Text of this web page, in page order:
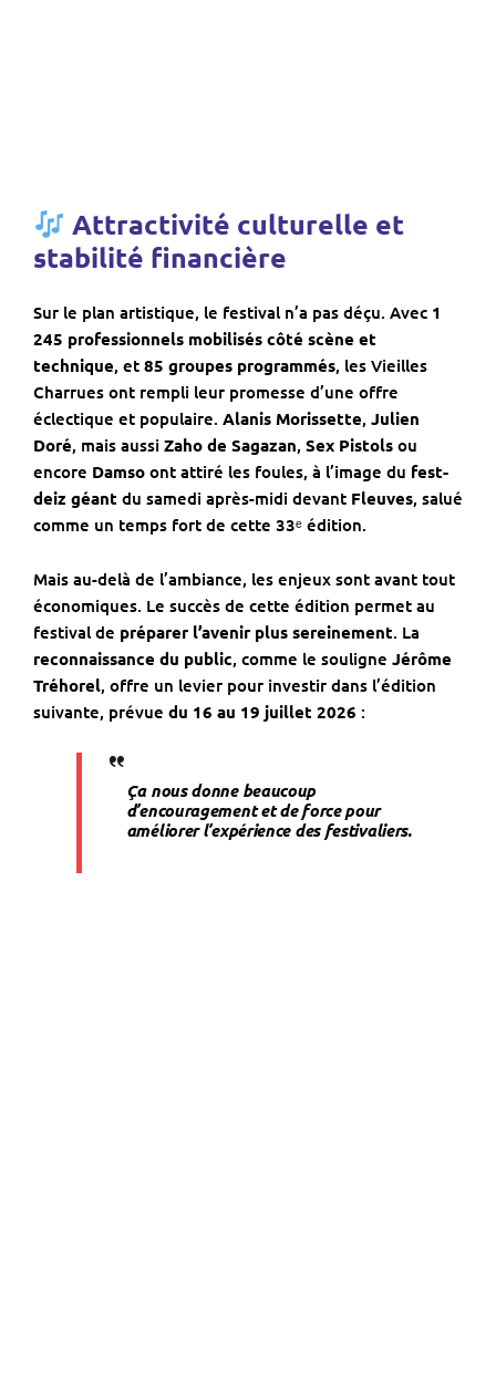
Attractivité culturelle et
stabilité financière
Sur le plan artistique, le festival n’a pas déçu. Avec 1
245 professionnels mobilisés côté scène et
technique, et 85 groupes programmés, les Vieilles
Charrues ont rempli leur promesse d’une offre
éclectique et populaire. Alanis Morissette, Julien
Doré, mais aussi Zaho de Sagazan, Sex Pistols ou
encore Damso ont attiré les foules, à l’image du fest-
deiz géant du samedi après-midi devant Fleuves, salué
comme un temps fort de cette 33ᵉ édition.
Mais au-delà de l’ambiance, les enjeux sont avant tout
économiques. Le succès de cette édition permet au
festival de préparer l’avenir plus sereinement. La
reconnaissance du public, comme le souligne Jérôme
Tréhorel, offre un levier pour investir dans l’édition
suivante, prévue du 16 au 19 juillet 2026 :
Ça nous donne beaucoup
d’encouragement et de force pour
améliorer l’expérience des festivaliers.